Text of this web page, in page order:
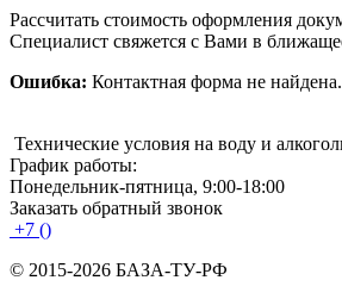
Рассчитать стоимость оформления
Специалист свяжется с Вами в
Ошибка: Контактная форма не найдена.
Технические условия на воду и
График работы:
Понедельник-пятница, 9:00-18:00
Заказать обратный звонок
+7 ()
© 2015-2026 БАЗА-ТУ-РФ